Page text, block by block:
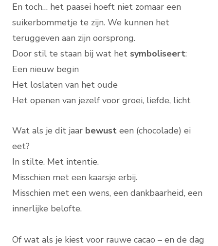
En toch… het paasei hoeft niet zomaar een
suikerbommetje te zijn. We kunnen het
teruggeven aan zijn oorsprong.
Door stil te staan bij wat het symboliseert:
Een nieuw begin
Het loslaten van het oude
Het openen van jezelf voor groei, liefde, licht
Wat als je dit jaar bewust een (chocolade) ei
eet?
In stilte. Met intentie.
Misschien met een kaarsje erbij.
Misschien met een wens, een dankbaarheid, een
innerlijke belofte.
Of wat als je kiest voor rauwe cacao – en de dag